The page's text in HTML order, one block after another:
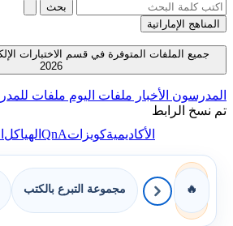
بحث
المناهج الإماراتية
2026
المدرسون الأخبار ملفات اليوم ملفات
تم نسخ الرابط
الأكاديميةكويزاتQnAالهياكل
🔥 مجموعة التبرع بالكتب